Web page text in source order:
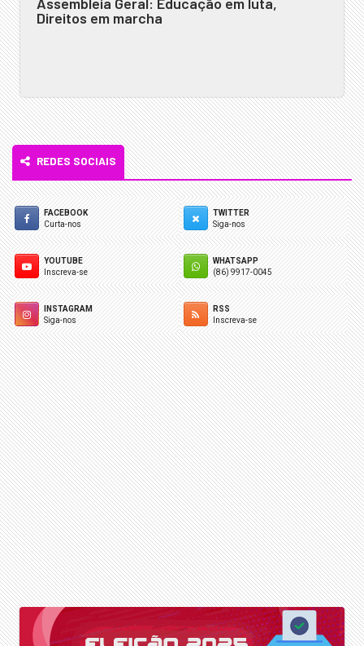
Direitos em marcha
REDES SOCIAIS
FACEBOOK
Curta-nos
TWITTER
Siga-nos
YOUTUBE
Inscreva-se
WHATSAPP
(86) 9917-0045
INSTAGRAM
Siga-nos
RSS
Inscreva-se